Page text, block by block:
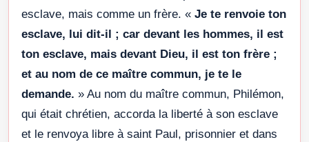
esclave, mais comme un frère. « Je te renvoie ton
esclave, lui dit-il ; car devant les hommes, il est
ton esclave, mais devant Dieu, il est ton frère ;
et au nom de ce maître commun, je te le
demande. » Au nom du maître commun, Philémon,
qui était chrétien, accorda la liberté à son esclave
et le renvoya libre à saint Paul, prisonnier et dans